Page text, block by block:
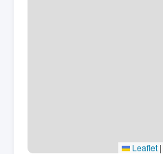
Leaflet |